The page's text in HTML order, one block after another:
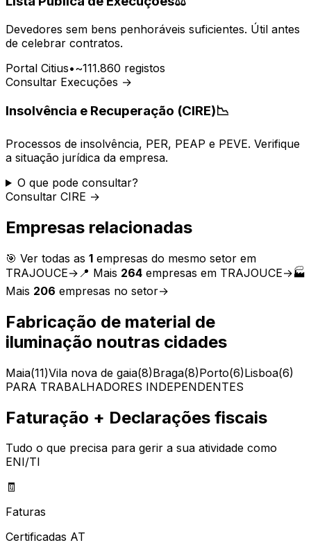
Devedores sem bens penhoráveis suficientes. Útil antes
de celebrar contratos.
Portal Citius•~111.860 registos
Consultar Execuções →
Insolvência e Recuperação (CIRE)📉
Processos de insolvência, PER, PEAP e PEVE. Verifique
a situação jurídica da empresa.
O que pode consultar?
Consultar CIRE →
Empresas relacionadas
🎯 Ver todas as 1 empresas do mesmo setor em
TRAJOUCE→ 📍 Mais 264 empresas em TRAJOUCE→🏭
Mais 206 empresas no setor→
Fabricação de material de
iluminação noutras cidades
Maia(11)Vila nova de gaia(8)Braga(8)Porto(6)Lisboa(6)
PARA TRABALHADORES INDEPENDENTES
Faturação + Declarações fiscais
Tudo o que precisa para gerir a sua atividade como
ENI/TI
🧾
Faturas
Certificadas AT